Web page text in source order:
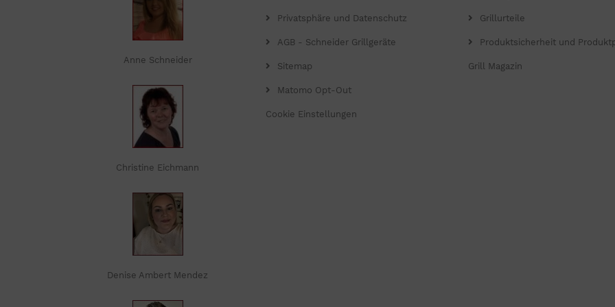
Anne Schneider
Christine Eichmann
Denise Ambert Mendez
Privatsphäre und Datenschutz
AGB - Schneider Grillgeräte
Sitemap
Matomo Opt-Out
Cookie Einstellungen
Grillurteile
Produktsicherheit und
Grill Magazin